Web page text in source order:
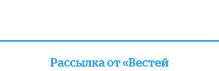
Рассылка от «Вестей